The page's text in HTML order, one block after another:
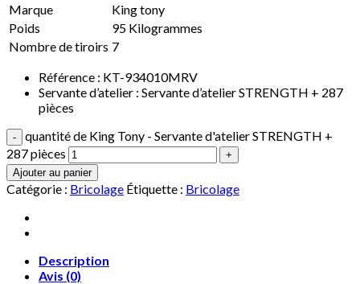
Marque
King tony
Poids
95 Kilogrammes
Nombre de tiroirs 7
Référence : KT-934010MRV
Servante d’atelier : Servante d’atelier STRENGTH + 287
pièces
quantité de King Tony - Servante d'atelier STRENGTH +
287 pièces
Ajouter au panier
Catégorie : Bricolage Étiquette : Bricolage
Description
Avis (0)